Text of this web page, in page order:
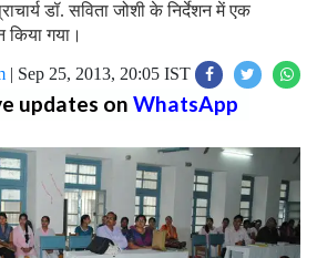
डॉ. सविता जोशी के निर्देशन में एक
किया गया।
| Sep 25, 2013, 20:05 IST
updates on WhatsApp